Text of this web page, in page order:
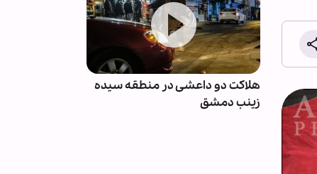
پس
هلاکت دو داعشی در منطقه سیده
زینب دمشق